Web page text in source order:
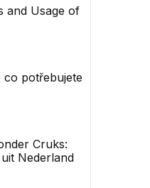
and Usage of
co potřebujete
Cruks:
Nederland